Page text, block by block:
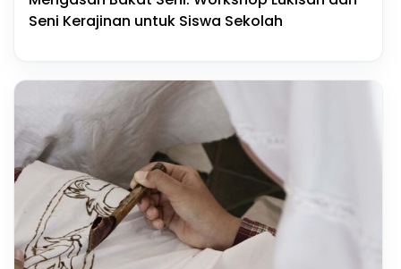
Seni Kerajinan untuk Siswa Sekolah